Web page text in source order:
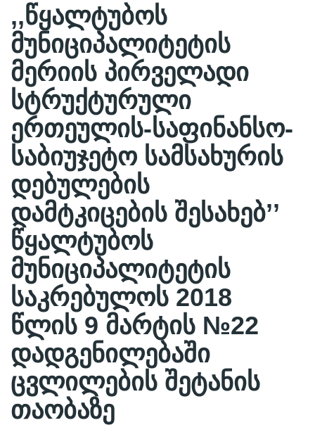
,,წყალტუბოს
მუნიციპალიტეტის
მერიის პირველადი
სტრუქტურული
ერთეულის-საფინანსო-
საბიუჯეტო სამსახურის
დებულების
დამტკიცების შესახებ’’
წყალტუბოს
მუნიციპალიტეტის
საკრებულოს 2018
წლის 9 მარტის №22
დადგენილებაში
ცვლილების შეტანის
თაობაზე